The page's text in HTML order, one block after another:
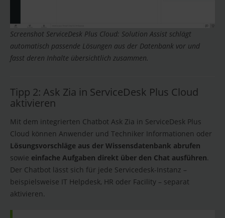
Screenshot ServiceDesk Plus Cloud: Solution Assist schlägt
automatisch passende Lösungen aus der Datenbank vor und
fasst deren Inhalte übersichtlich zusammen.
Tipp 2: Ask Zia in ServiceDesk Plus Cloud
aktivieren
Mit dem integrierten Chatbot Ask Zia in ServiceDesk Plus
Cloud können Anwender und Techniker Informationen oder
Lösungsvorschläge aus der Wissensdatenbank abrufen
sowie einfache Aufgaben direkt über den Chat ausführen.
Der Chatbot lässt sich für jede Servicedesk-Instanz –
beispielsweise IT Helpdesk, HR oder Facility – separat
aktivieren.